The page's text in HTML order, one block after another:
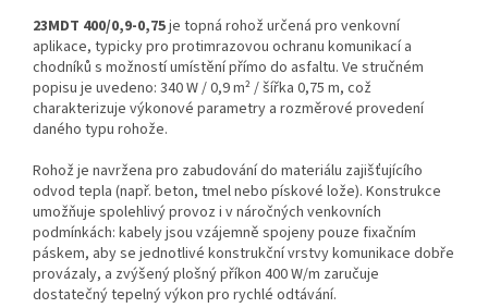
23MDT 400/0,9-0,75je topná rohož určená pro venkovní
aplikace, typicky pro protimrazovou ochranu komunikací a
chodníků s možností umístění přímo do asfaltu. Ve stručném
popisu je uvedeno: 340 W / 0,9 m² / šířka 0,75 m, což
charakterizuje výkonové parametry a rozměrové provedení
daného typu rohože.
Rohož je navržena pro zabudování do materiálu zajišťujícího
odvod tepla (např. beton, tmel nebo pískové lože). Konstrukce
umožňuje spolehlivý provoz i v náročných venkovních
podmínkách: kabely jsou vzájemně spojeny pouze fixačním
páskem, aby se jednotlivé konstrukční vrstvy komunikace dobře
provázaly, a zvýšený plošný příkon 400 W/m zaručuje
dostatečný tepelný výkon pro rychlé odtávání.